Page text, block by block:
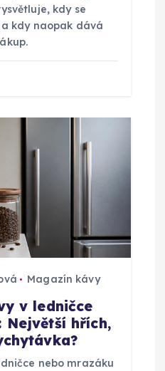
kdy se
kdy naopak dává
Magazín kávy
v ledničce
Největší hřích,
nebo mrazáku